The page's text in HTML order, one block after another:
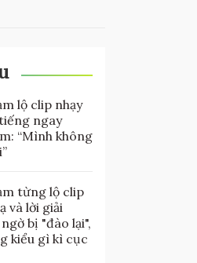
lộ clip nhạy
ngay
“Mình không
từng lộ clip
và lời giải
bị "đào lại",
kiểu gì kì cục